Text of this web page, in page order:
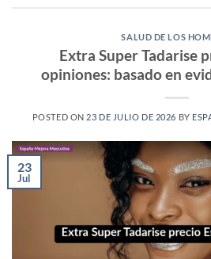
SALUD DE LOS
Extra Super Tadarise
opiniones: basado en
POSTED ON 23 DE JULIO DE 2026 BY
23
Jul